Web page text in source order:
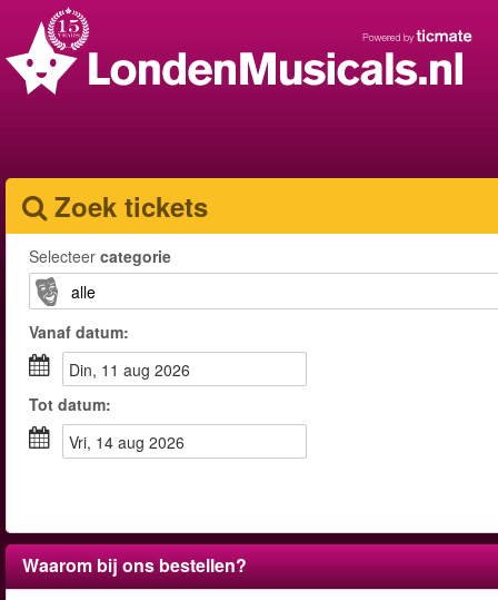
Zoek tickets
Selecteer categorie
Vanaf datum:
din, 11 aug 2026
Tot datum:
vri, 14 aug 2026
Waarom bij ons bestellen?